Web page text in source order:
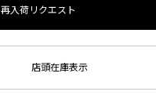
再入荷リクエスト
店頭在庫表示